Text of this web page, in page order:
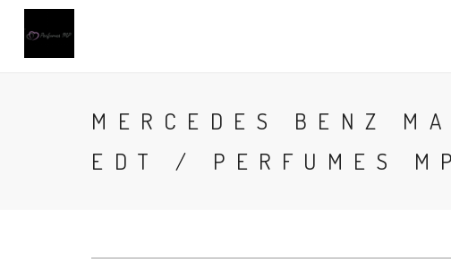
MERCEDES BENZ
EDT / PERFUMES MP